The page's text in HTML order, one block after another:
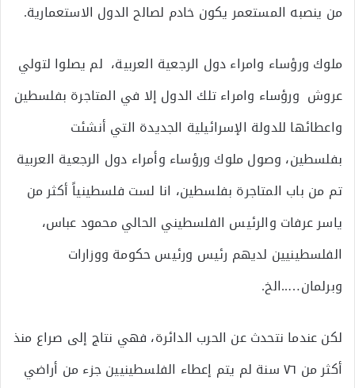
من ينصبه المستعمر يكون خادم لصالح الدول الاستعمارية.
ملوك ورؤساء وامراء دول الرجعية العربية، لم يصلوا لتولي
عروش ورؤساء وامراء تلك الدول إلا في المتاجرة بفلسطين
واعطائها للدولة الإسرائيلية الجديدة التي أنشئت
بفلسطين، وصول ملوك ورؤساء وأمراء دول الرجعية العربية
تم من باب المتاجرة بفلسطين، انا لست فلسطينياً أكثر من
ياسر عرفات والرئيس الفلسطيني الحالي محمود عباس،
الفلسطينيين لديهم رئيس ورئيس حكومة ووزارات
وبرلمان…..الخ.
لكن عندما نتحدث عن الحرب الدائرة، فهي نتاج إلى صراع منذ
أكثر من ٧٦ سنة لم يتم إعطاء الفلسطينيين جزء من أراضي